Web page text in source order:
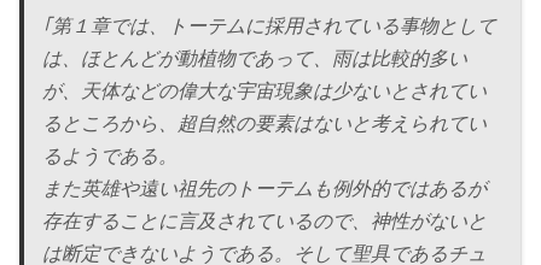
｢第１章では、トーテムに採用されている事物として
は、ほとんどが動植物であって、雨は比較的多い
が、天体などの偉大な宇宙現象は少ないとされてい
るところから、超自然の要素はないと考えられてい
るようである。
また英雄や遠い祖先のトーテムも例外的ではあるが
存在することに言及されているので、神性がないと
は断定できないようである。そして聖具であるチュ